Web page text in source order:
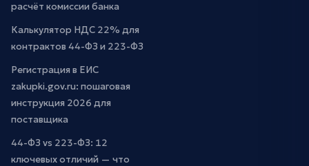
расчёт комиссии банка
Калькулятор НДС 22% для
контрактов 44-ФЗ и 223-ФЗ
Регистрация в ЕИС
zakupki.gov.ru: пошаговая
инструкция 2026 для
поставщика
44-ФЗ vs 223-ФЗ: 12
ключевых отличий — что